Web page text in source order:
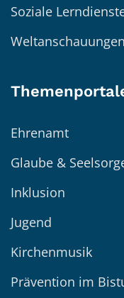
Soziale
Ehrenamt
Glaube &
Inklusion
Jugend
Kirchenmusik
Prävention im